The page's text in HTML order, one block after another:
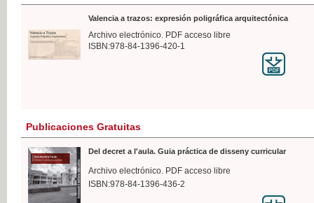
Valencia a trazos: expresión poligráfica arquitectónica
Archivo electrónico. PDF acceso libre
ISBN:978-84-1396-420-1
Publicaciones Gratuitas
Del decret a l'aula. Guia práctica de disseny curricular
Archivo electrónico. PDF acceso libre
ISBN:978-84-1396-436-2